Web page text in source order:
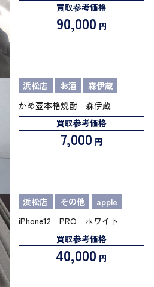
買取参考価格
90,000 円
浜松店 お酒
森伊蔵
かめ壺本格焼酎 森伊蔵
買取参考価格
7,000 円
浜松店 その他
apple
iPhone12 PRO ホワイト
買取参考価格
40,000 円